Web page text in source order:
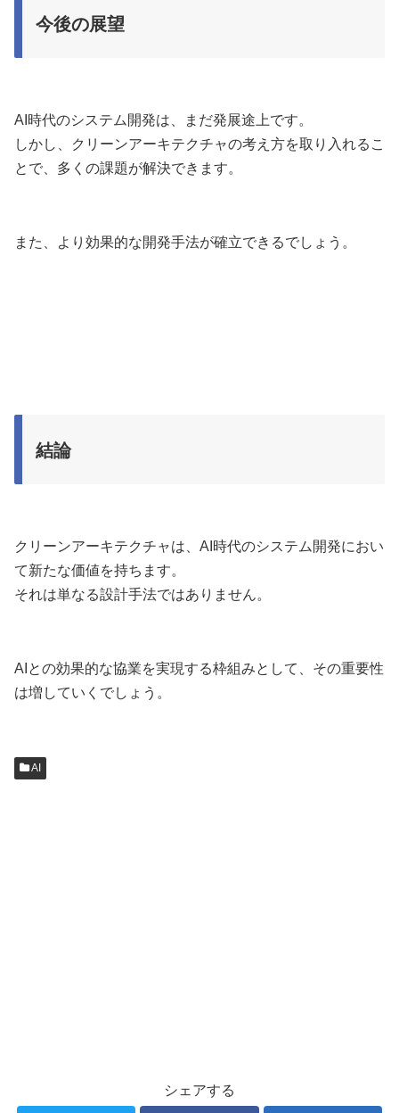
今後の展望
AI時代のシステム開発は、まだ発展途上です。
しかし、クリーンアーキテクチャの考え方を取り入れるこ
とで、多くの課題が解決できます。
また、より効果的な開発手法が確立できるでしょう。
結論
クリーンアーキテクチャは、AI時代のシステム開発におい
て新たな価値を持ちます。
それは単なる設計手法ではありません。
AIとの効果的な協業を実現する枠組みとして、その重要性
は増していくでしょう。
AI
シェアする